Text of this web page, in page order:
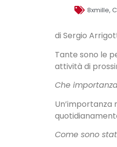
8xmille,
di Sergio
Tante sono le
attività di
Che
Come sono